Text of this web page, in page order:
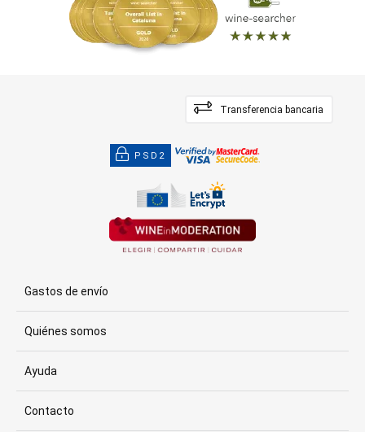
Transferencia bancaria
PSD2
Gastos de envío
Quiénes somos
Ayuda
Contacto